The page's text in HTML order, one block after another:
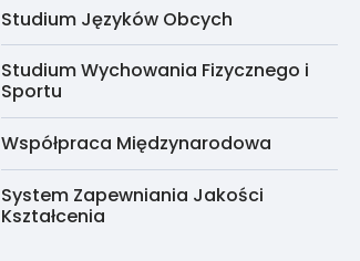
Studium Języków Obcych
Studium Wychowania Fizycznego i
Sportu
Współpraca Międzynarodowa
System Zapewniania Jakości
Kształcenia